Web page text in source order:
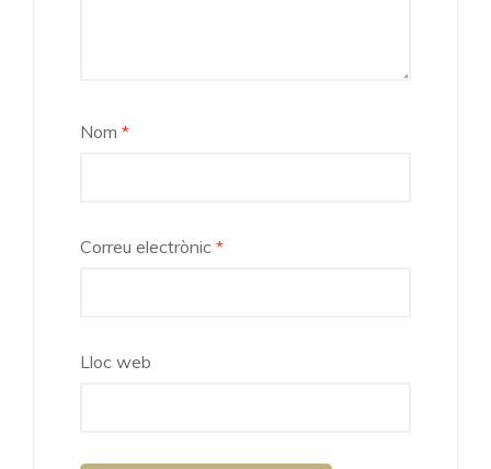
Nom *
Correu electrònic *
Lloc web